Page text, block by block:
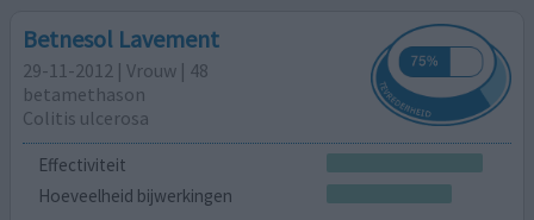
Betnesol Lavement
29-11-2012 | Vrouw | 48
betamethason
Colitis ulcerosa
Effectiviteit
Hoeveelheid bijwerkingen